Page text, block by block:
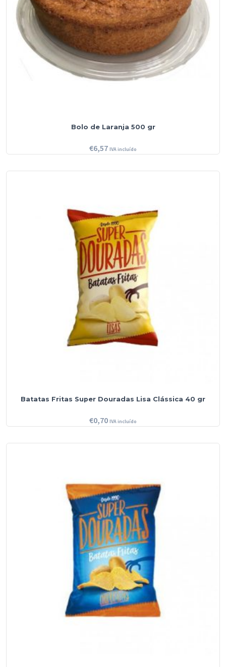
Bolo de Laranja 500 gr
€6,57 IVA incluído
Batatas Fritas Super Douradas Lisa Clássica 40 gr
€0,70 IVA incluído